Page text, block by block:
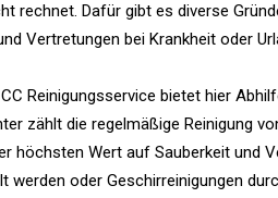
rechnet. Dafür gibt es diverse
Vertretungen bei Krankheit oder
Reinigungsservice bietet hier
zählt die regelmäßige Reinigung
höchsten Wert auf Sauberkeit und
werden oder Geschirreinigungen